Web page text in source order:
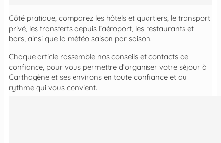
Côté pratique, comparez les hôtels et quartiers, le transport
privé, les transferts depuis l’aéroport, les restaurants et
bars, ainsi que la météo saison par saison.
Chaque article rassemble nos conseils et contacts de
confiance, pour vous permettre d’organiser votre séjour à
Carthagène et ses environs en toute confiance et au
rythme qui vous convient.